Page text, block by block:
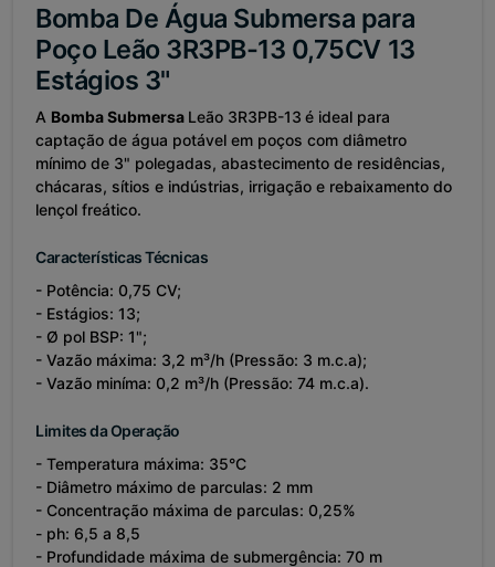
Bomba De Água Submersa para
Poço Leão 3R3PB-13 0,75CV 13
Estágios 3"
A Bomba Submersa Leão 3R3PB-13 é ideal para
captação de água potável em poços com diâmetro
mínimo de 3" polegadas, abastecimento de residências,
chácaras, sítios e indústrias, irrigação e rebaixamento do
lençol freático.
Características Técnicas
- Potência: 0,75 CV;
- Estágios: 13;
- Ø pol BSP: 1";
- Vazão máxima: 3,2 m³/h (Pressão: 3 m.c.a);
- Vazão miníma: 0,2 m³/h (Pressão: 74 m.c.a).
Limites da Operação
- Temperatura máxima: 35°C
- Diâmetro máximo de parculas: 2 mm
- Concentração máxima de parculas: 0,25%
- ph: 6,5 a 8,5
- Profundidade máxima de submergência: 70 m